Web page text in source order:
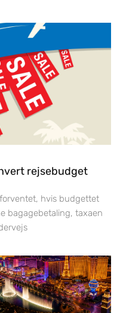
rejsebudget
hvis budgettet
bagagebetaling, taxaen